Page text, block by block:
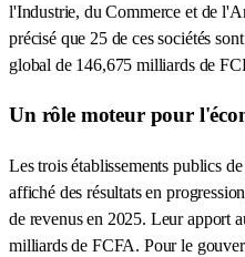
l'Industrie, du Commerce et de
précisé que 25 de ces sociétés
global de 146,675 milliards de
Un rôle moteur pour
Les trois établissements publics
affiché des résultats en
de revenus en 2025. Leur apport
milliards de FCFA. Pour le